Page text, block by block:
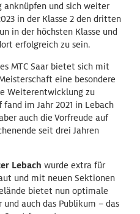
anknüpfen und sich weiter
in der Klasse 2 den dritten
in der höchsten Klasse und
erfolgreich zu sein.
MTC Saar bietet sich mit
eine besondere
Weiterentwicklung zu
im Jahr 2021 in Lebach
auch die Vorfreude auf
seit drei Jahren
Lebach wurde extra für
und mit neuen Sektionen
bietet nun optimale
auch das Publikum – das